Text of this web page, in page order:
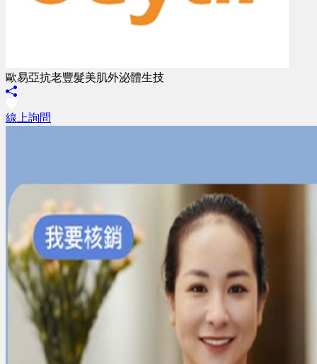
歐易亞抗老豐髮美肌外泌體生技
線上詢問